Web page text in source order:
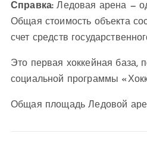
Справка: Ледовая арена —
Общая стоимость объекта
счет средств
Это первая хоккейная база,
социальной программы
Общая площадь Ледовой